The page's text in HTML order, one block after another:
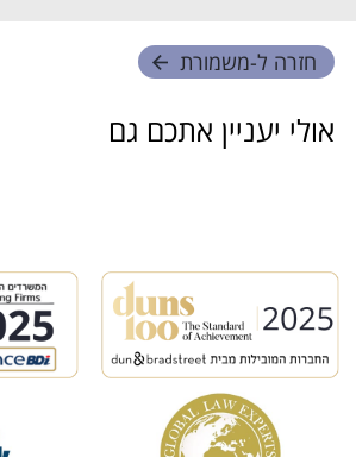
חזרה ל-משמורת
אולי יעניין אתכם גם